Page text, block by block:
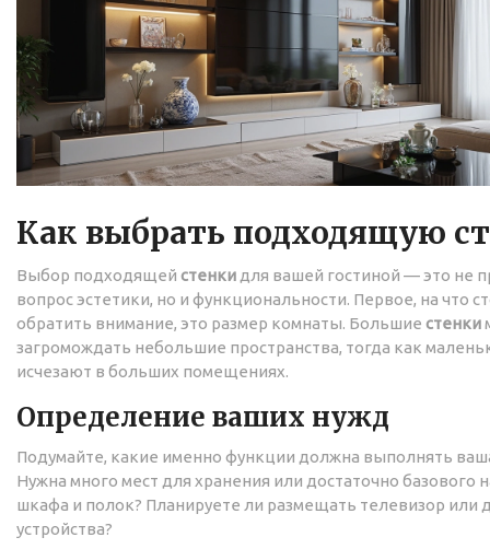
Как выбрать подходящую
Выбор подходящей стенки для вашей гостиной — это не
вопрос эстетики, но и функциональности. Первое, на что
обратить внимание, это размер комнаты. Большие стенки
загромождать небольшие пространства, тогда как
исчезают в больших помещениях.
Определение ваших нужд
Подумайте, какие именно функции должна выполнять
Нужна много мест для хранения или достаточно базового
шкафа и полок? Планируете ли размещать телевизор или
устройства?